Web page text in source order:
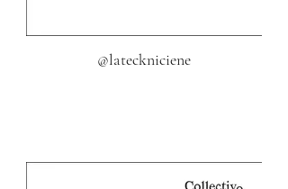
@lateckniciene